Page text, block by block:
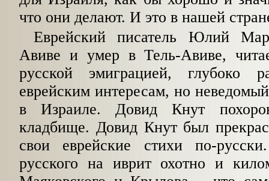
что они делают. И это в нашей
Еврейский писатель Юлий
Авиве и умер в Тель-Авиве,
русской эмиграцией, глу­боко
еврейским интересам, но
в Израиле. Довид Кнут
кладбище. Довид Кнут был
свои еврейские стихи по-
русского на иврит охотно и